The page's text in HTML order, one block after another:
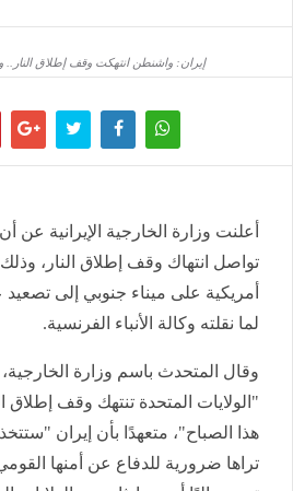
إيران: واشنطن انتهكت وقف إطلاق النار..
أعلنت وزارة الخارجية الإيرانية عن أن
تواصل انتهاك وقف إطلاق النار،
أمريكية على ميناء جنوبي إلى
لما نقلته وكالة الأنباء الفرنسية.
وقال المتحدث باسم وزارة
"الولايات المتحدة تنتهك وقف إطلاق
هذا الصباح"، متعهدًا بأن إيران
تراها ضرورية للدفاع عن أمنها